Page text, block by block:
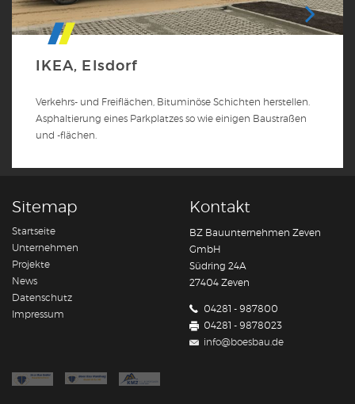
IKEA, Elsdorf
Verkehrs- und Freiflächen, Bituminöse Schichten herstellen.
Asphaltierung eines Parkplatzes so wie einigen Baustraßen
und -flächen.
Sitemap
Startseite
Unternehmen
Projekte
News
Datenschutz
Impressum
Kontakt
BZ Bauunternehmen Zeven
GmbH
Südring 24A
27404 Zeven
04281 - 987800
04281 - 9878023
info@boesbau.de